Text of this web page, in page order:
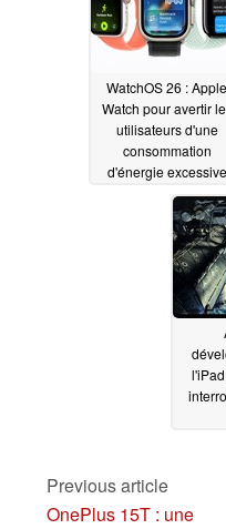
WatchOS 26 : Apple
Watch pour avertir
utilisateurs d'une
consommation
d'énergie excessive
07/03/2025
Previous article
OnePlus 15T : une